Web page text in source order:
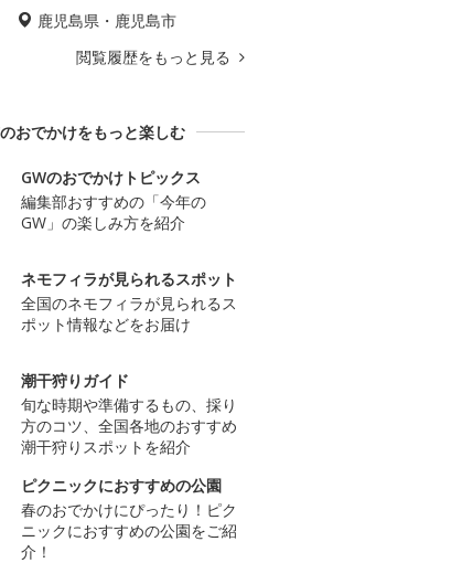
鹿児島県・鹿児島市
閲覧履歴をもっと見る
おでかけをもっと楽しむ
GWのおでかけトピックス
編集部おすすめの「今年の
GW」の楽しみ方を紹介
ネモフィラが見られるスポット
全国のネモフィラが見られるス
ポット情報などをお届け
潮干狩りガイド
旬な時期や準備するもの、採り
方のコツ、全国各地のおすすめ
潮干狩りスポットを紹介
ピクニックにおすすめの公園
春のおでかけにぴったり！ピク
ニックにおすすめの公園をご紹
介！